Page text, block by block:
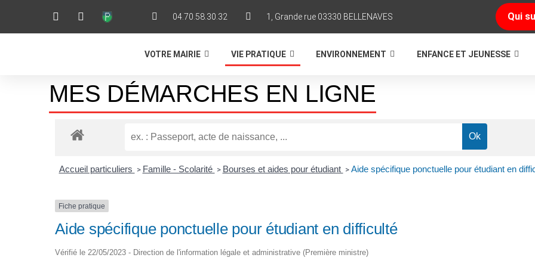
04.70.58.30.32 1, Grande rue 03330 BELLENAVES Qui
VOTRE MAIRIE VIE PRATIQUE ENVIRONNEMENT ENFANCE ET JEUNESSE
MES DÉMARCHES EN LIGNE
Accueil particuliers > Famille - Scolarité > Bourses et aides pour étudiant > Aide spécifique ponctuelle pour étudiant en
Fiche pratique
Aide spécifique ponctuelle pour étudiant en difficulté
Vérifié le 22/05/2023 - Direction de l'information légale et administrative (Première ministre)